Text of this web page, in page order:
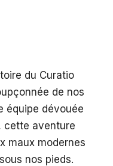
du Curatio
de nos
équipe dévouée
cette aventure
maux modernes
nos pieds.